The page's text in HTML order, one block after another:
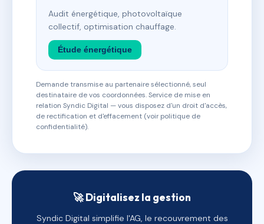
Audit énergétique, photovoltaïque
collectif, optimisation chauffage.
Étude énergétique
Demande transmise au partenaire sélectionné, seul
destinataire de vos coordonnées. Service de mise en
relation Syndic Digital — vous disposez d'un droit d'accès,
de rectification et d'effacement (voir politique de
confidentialité).
🚀 Digitalisez la gestion
Syndic Digital simplifie l'AG, le recouvrement des